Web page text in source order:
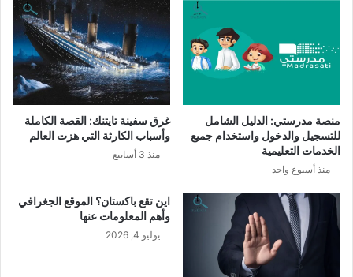
منصة مدرستي: الدليل الشامل
للتسجيل والدخول واستخدام جميع
الخدمات التعليمية
منذ أسبوع واحد
غرق سفينة تايتنك: القصة الكاملة
وأسباب الكارثة التي هزت العالم
منذ 3 أسابيع
اين تقع باكستان؟ الموقع الجغرافي
وأهم المعلومات عنها
يوليو 4, 2026